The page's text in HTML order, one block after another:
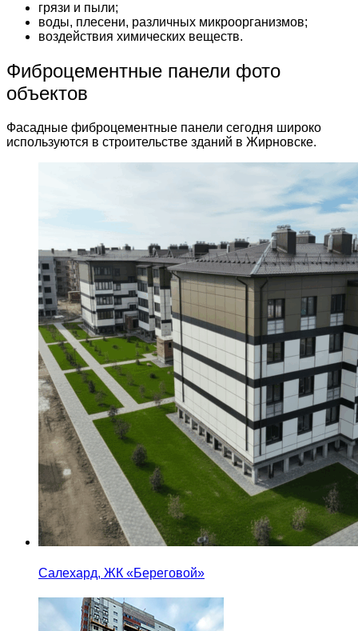
грязи и пыли;
воды, плесени, различных микроорганизмов;
воздействия химических веществ.
Фиброцементные панели фото
объектов
Фасадные фиброцементные панели сегодня широко
используются в строительстве зданий в Жирновске.
Салехард, ЖК «Береговой»